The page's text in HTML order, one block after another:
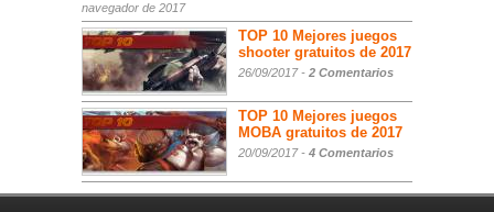
navegador de 2017
TOP 10 Mejores juegos
shooter gratuitos de 2017
26/09/2017 - 2 Comentarios
TOP 10 Mejores juegos
MOBA gratuitos de 2017
20/09/2017 - 4 Comentarios